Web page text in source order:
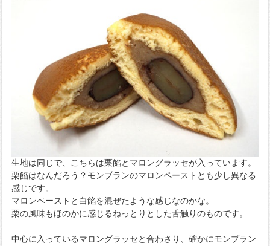
生地は同じで、こちらは栗餡とマロングラッセが入っています。
栗餡はなんだろう？モンブランのマロンペーストとも少し異なる
感じです。
マロンペーストと白餡を混ぜたような感じなのかな。
栗の風味もほのかに感じるねっとりとした舌触りのものです。
中心に入っているマロングラッセと合わさり、確かにモンブラン